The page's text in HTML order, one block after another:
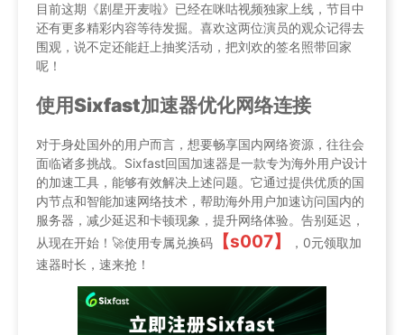
目前这期《剧星开麦啦》已经在咪咕视频独家上线，节目中
还有更多精彩内容等待发掘。喜欢这两位演员的观众记得去
围观，说不定还能赶上抽奖活动，把刘欢的签名照带回家
呢！
使用Sixfast加速器优化网络连接
对于身处国外的用户而言，想要畅享国内网络资源，往往会
面临诸多挑战。Sixfast回国加速器是一款专为海外用户设计
的加速工具，能够有效解决上述问题。它通过提供优质的国
内节点和智能加速网络技术，帮助海外用户加速访问国内的
服务器，减少延迟和卡顿现象，提升网络体验。告别延迟，
从现在开始！🚀使用专属兑换码
【s007】
，0元领取加
速器时长，速来抢！